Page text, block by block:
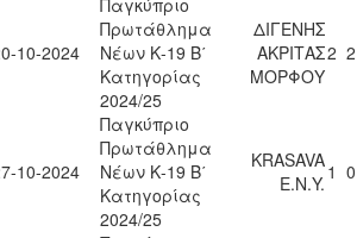
10-2024
Πρωτάθλημα
Νέων Κ-19 Β΄
Κατηγορίας
2024/25
ΔΙΓΕΝΗΣ
ΑΚΡΙΤΑΣ
ΜΟΡΦΟΥ
2 2
10-2024
Παγκύπριο
Πρωτάθλημα
Νέων Κ-19 Β΄
Κατηγορίας
2024/25
KRASAVA
Ε.Ν.Y. 1 0